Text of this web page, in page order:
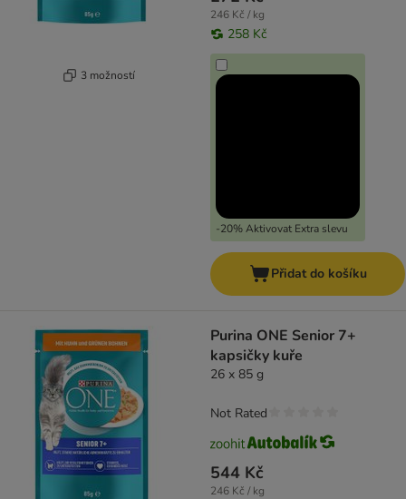
3 možností
246 Kč / kg
258 Kč
-20% Aktivovat Extra slevu
Přidat do košíku
Purina ONE Senior 7+
kapsičky kuře
26 x 85 g
544 Kč
246 Kč / kg
Not Rated